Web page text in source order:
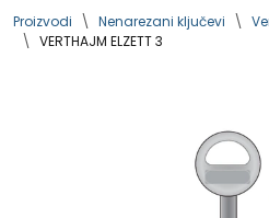
Proizvodi Nenarezani ključevi
VERTHAJM ELZETT 3